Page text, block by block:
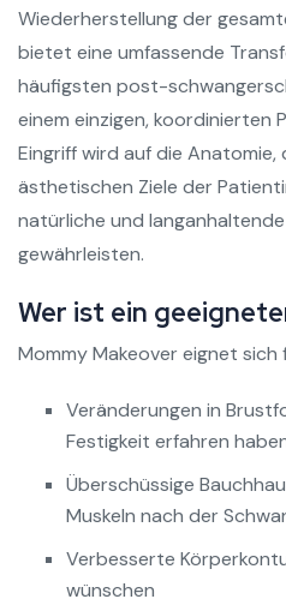
Wiederherstellung der
bietet eine umfassende
häufigsten post-
einem einzigen, koordinierten
Eingriff wird auf die Anatomie,
ästhetischen Ziele der
natürliche und
gewährleisten.
Wer ist ein
Mommy Makeover eignet sich
Veränderungen in
Festigkeit erfahren
Überschüssige
Muskeln nach der
Verbesserte
wünschen